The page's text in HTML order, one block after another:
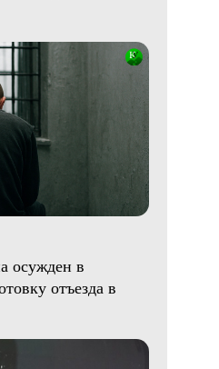
осужден в
отъезда в